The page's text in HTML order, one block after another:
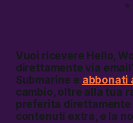
*
Vuoi ricevere Hello,
direttamente via
Submarine e abbonati
cambio, oltre alla tua
preferita direttamente
contenuti extra, e la